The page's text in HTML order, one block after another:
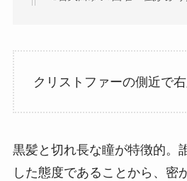
クリストファーの側近で右
黒髪と切れ長な瞳が特徴的。
した態度であることから、密